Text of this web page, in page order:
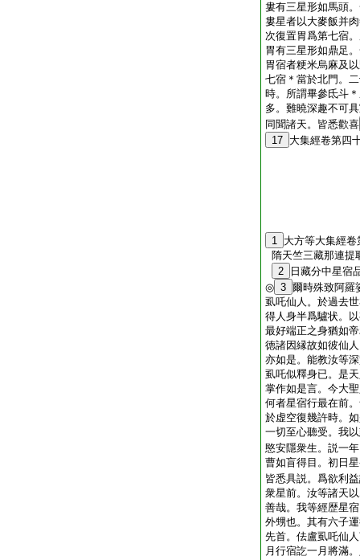
婁有三星形如馬頭
婁星者以大麥飯并
次復置胃爲第七宿
胃有三星形如鼎足
胃宿者粳米烏麻及
七宿＊當於北門。
時。所謂畢參氐斗
多。難曉深趣不可
同聞諸天。皆悉歡喜
17 大集經卷第四
1 大方等大集經卷
隋天竺三藏那連提
2
日藏分中星宿
◎ 3 爾時殊致阿羅
虱吒仙人。於過去
得人身半爲驢状。
最好端正之身猶如
徳諸因縁故如彼仙
亦如是。能教汝等
虱吒似釋身已。是
掌作如是言。今大
何者星宿行最在前
於虚空復幾許時。
一切至心聽受。我
愍安隱衆生。説一
曹如盲得目。初日
皆悉具説。爲欲利
衆星前。汝等諸天
善哉。我等經歴星
外甥也。其有六子
先首。佉盧虱吒仙
月行宿訖一月將滿